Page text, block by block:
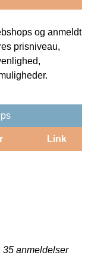
og anmeldt
prisniveau,
Link
35 anmeldelser